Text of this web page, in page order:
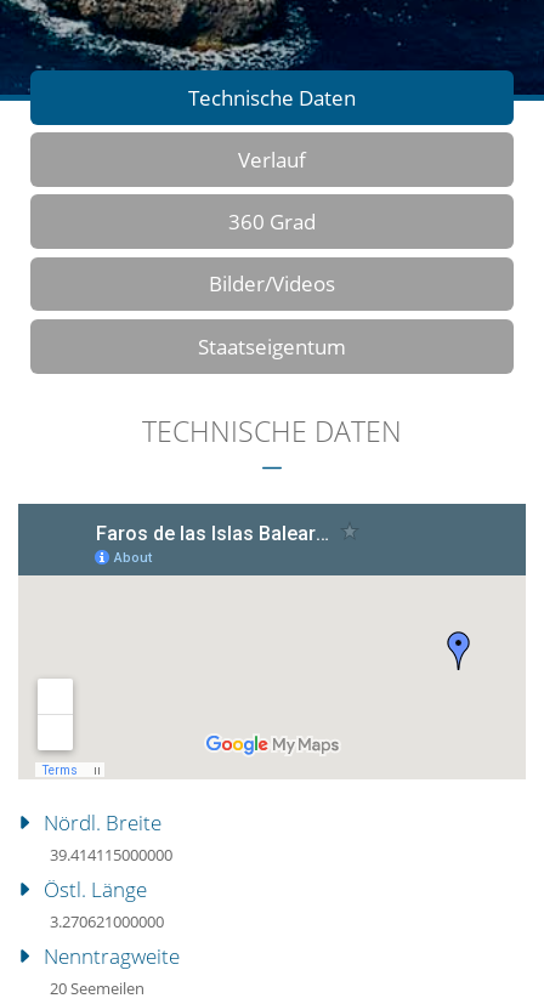
Technische Daten
Verlauf
360 Grad
Bilder/Videos
Staatseigentum
TECHNISCHE DATEN
Nördl. Breite
39.414115000000
Östl. Länge
3.270621000000
Nenntragweite
20 Seemeilen